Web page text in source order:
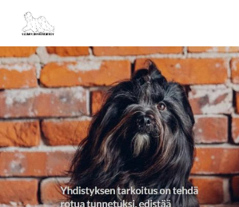
Siirry
sivun
sisältöön
Tiibetinterrierit ry